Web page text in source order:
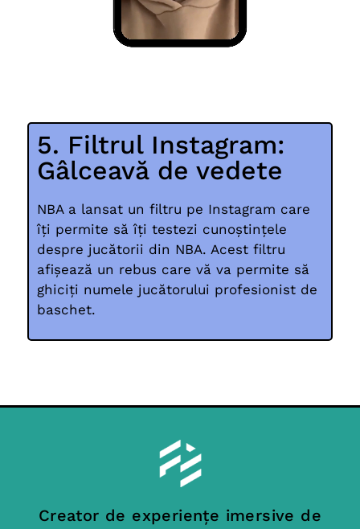
5. Filtrul Instagram:
Gâlceavă de vedete
NBA a lansat un filtru pe Instagram care
îți permite să îți testezi cunoștințele
despre jucătorii din NBA. Acest filtru
afișează un rebus care vă va permite să
ghiciți numele jucătorului profesionist de
baschet.
Creator de experiențe imersive de